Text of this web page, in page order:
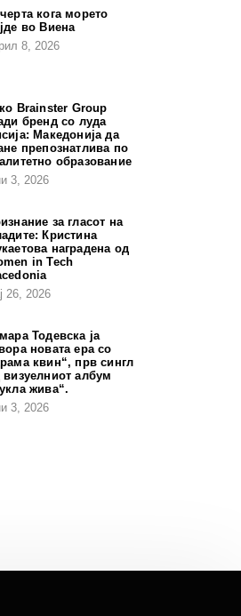
кога морето
во Виена
8, 2026
Brainster Group
бренд со луда
Македонија да
препознатлива по
образование
3, 2026
за гласот на
Кристина
наградена од
in Tech
26, 2026
Тодевска ја
новата ера со
квин“, прв сингл
визуелниот албум
жива“.
3, 2026